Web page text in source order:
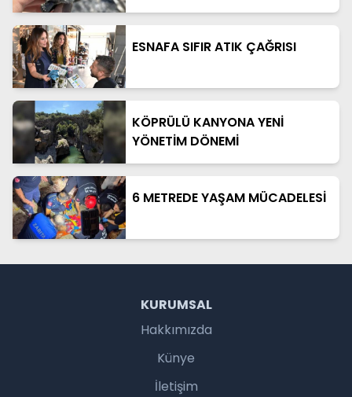
ESNAFA SIFIR ATIK ÇAĞRISI
KÖPRÜLÜ KANYONA YENİ
YÖNETİM DÖNEMİ
6 METREDE YAŞAM MÜCADELESİ
KURUMSAL
Hakkımızda
Künye
İletişim